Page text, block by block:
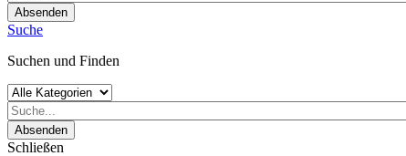
Absenden
Suche
Suchen und Finden
Absenden
Schließen